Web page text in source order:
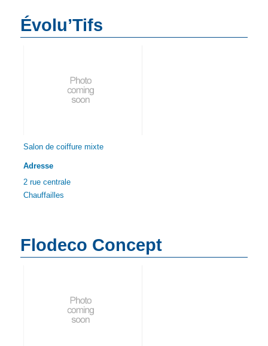
Évolu’Tifs
Salon de coiffure mixte
Adresse
2 rue centrale
Chauffailles
Flodeco Concept